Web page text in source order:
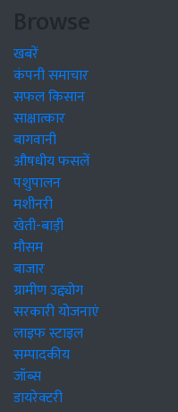
Browse
खबरें
कंपनी समाचार
सफल किसान
साक्षात्कार
बागवानी
औषधीय फसलें
पशुपालन
मशीनरी
खेती-बाड़ी
मौसम
बाजार
ग्रामीण उद्द्योग
सरकारी योजनाएं
लाइफ स्टाइल
सम्पादकीय
जॉब्स
डायरेक्टरी